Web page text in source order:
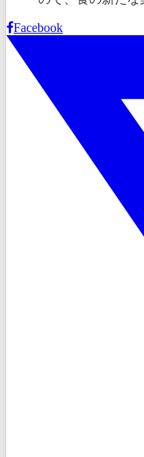
Facebook